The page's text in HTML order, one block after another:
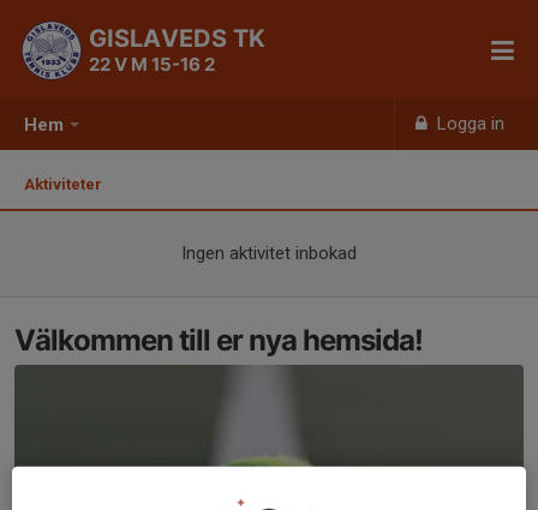
Hem Logga in
GISLAVEDS TK
22 V M 15-16 2
Aktiviteter
Ingen aktivitet inbokad
Välkommen till er nya hemsida!